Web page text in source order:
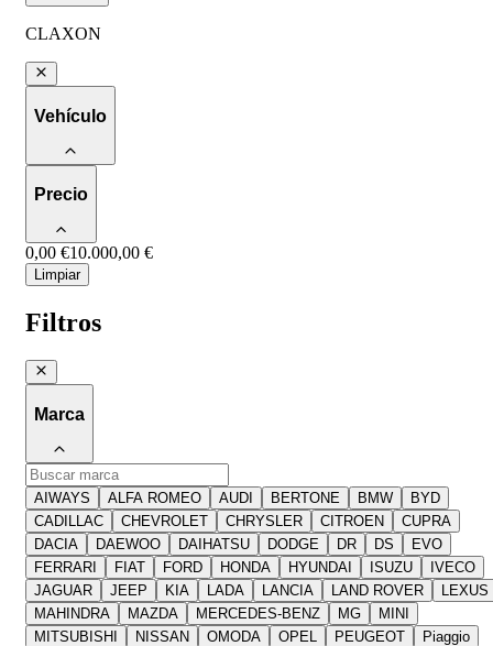
CLAXON
Vehículo
Precio
0,00 €10.000,00 €
Limpiar
Filtros
Marca
AIWAYS ALFA ROMEO AUDI BERTONE BMW
BYD
CADILLAC
CHEVROLET CHRYSLER CITROEN
CUPRA
DACIA
DAEWOO DAIHATSU DODGE DR DS
EVO
FERRARI
FIAT FORD HONDA HYUNDAI ISUZU
IVECO
JAGUAR
JEEP KIA LADA LANCIA LAND ROVER
LEXUS
MAHINDRA
MAZDA MERCEDES-BENZ MG
MINI
MITSUBISHI
NISSAN OMODA OPEL PEUGEOT
Piaggio